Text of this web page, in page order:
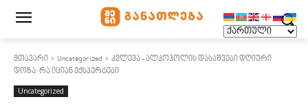
მთავარი Uncategorized
კვლევა - ალკოჰოლის დასაშვები დღიური
დოზა: რა იციან ექსპერტები
Uncategorized